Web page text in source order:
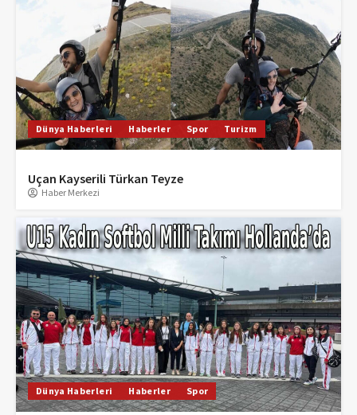
Dünya Haberleri Haberler Spor Turizm
Uçan Kayserili Türkan Teyze
Haber Merkezi
Dünya Haberleri Haberler Spor